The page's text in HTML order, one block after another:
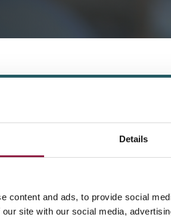
Details
content and ads, to provide social
site with our social media,